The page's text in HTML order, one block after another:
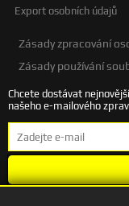
Export osobních údajů
Zásady zpracování
Zásady používání
Chcete dostávat
našeho e-mailového